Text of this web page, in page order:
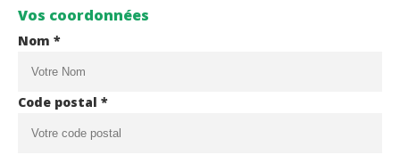
Vos coordonnées
Nom *
Code postal *